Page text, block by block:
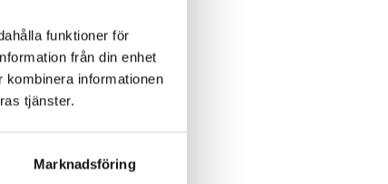
funktioner för
från din enhet
informationen
tjänster.
Marknadsföring